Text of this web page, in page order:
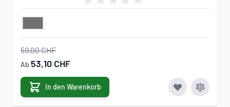
59,00 CHF
Ab 53,10 CHF
In den Warenkorb